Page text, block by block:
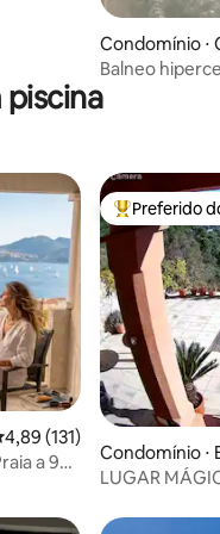
Condomínio ⋅
ussillon
Balneo
condicionado /
de uma avaliação média
4,89 (131)
a 9
Entre os
Preferido
Condomínio ⋅
LUGAR